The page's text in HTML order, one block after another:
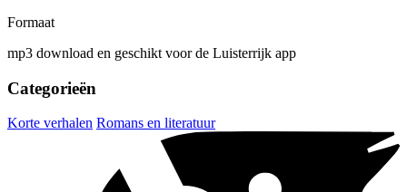
Formaat
mp3 download en geschikt voor de Luisterrijk app
Categorieën
Korte verhalen Romans en literatuur